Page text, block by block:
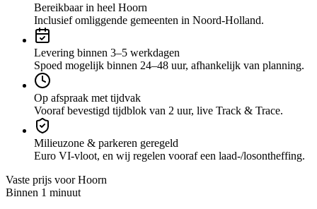
Bereikbaar in heel Hoorn
Inclusief omliggende gemeenten in Noord-Holland.
Levering binnen 3–5 werkdagen
Spoed mogelijk binnen 24–48 uur, afhankelijk van planning.
Op afspraak met tijdvak
Vooraf bevestigd tijdblok van 2 uur, live Track & Trace.
Milieuzone & parkeren geregeld
Euro VI-vloot, en wij regelen vooraf een laad-/losontheffing.
Vaste prijs voorHoorn
Binnen 1 minuut